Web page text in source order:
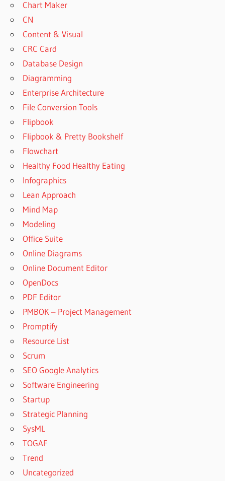
Chart Maker
CN
Content & Visual
CRC Card
Database Design
Diagramming
Enterprise Architecture
File Conversion Tools
Flipbook
Flipbook & Pretty Bookshelf
Flowchart
Healthy Food Healthy Eating
Infographics
Lean Approach
Mind Map
Modeling
Office Suite
Online Diagrams
Online Document Editor
OpenDocs
PDF Editor
PMBOK – Project Management
Promptify
Resource List
Scrum
SEO Google Analytics
Software Engineering
Startup
Strategic Planning
SysML
TOGAF
Trend
Uncategorized